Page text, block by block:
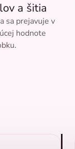
a šitia
sa prejavuje v
hodnote